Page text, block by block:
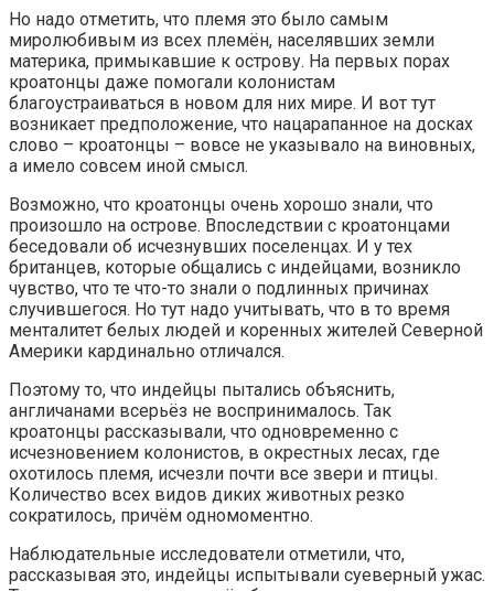
Но надо отметить, что племя это было самым
миролюбивым из всех племён, населявших земли
материка, примыкавшие к острову. На первых порах
кроатонцы даже помогали колонистам
благоустраиваться в новом для них мире. И вот тут
возникает предположение, что нацарапанное на досках
слово – кроатонцы – вовсе не указывало на виновных,
а имело совсем иной смысл.
Возможно, что кроатонцы очень хорошо знали, что
произошло на острове. Впоследствии с кроатонцами
беседовали об исчезнувших поселенцах. И у тех
британцев, которые общались с индейцами, возникло
чувство, что те что-то знали о подлинных причинах
случившегося. Но тут надо учитывать, что в то время
менталитет белых людей и коренных жителей Северной
Америки кардинально отличался.
Поэтому то, что индейцы пытались объяснить,
англичанами всерьёз не воспринималось. Так
кроатонцы рассказывали, что одновременно с
исчезновением колонистов, в окрестных лесах, где
охотилось племя, исчезли почти все звери и птицы.
Количество всех видов диких животных резко
сократилось, причём одномоментно.
Наблюдательные исследователи отметили, что,
рассказывая это, индейцы испытывали суеверный ужас.